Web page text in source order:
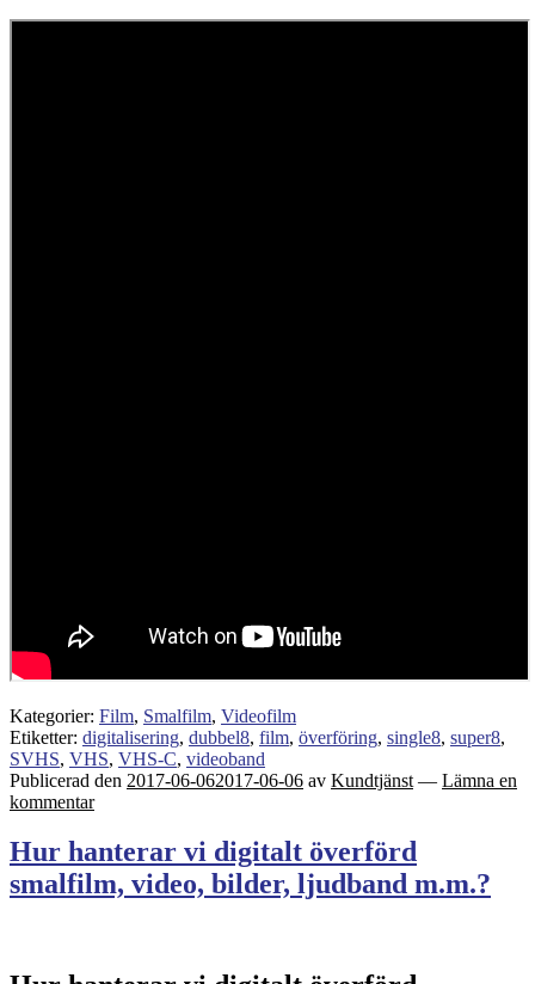
Kategorier: Film, Smalfilm, Videofilm
Etiketter: digitalisering, dubbel8, film, överföring, single8, super8,
SVHS, VHS, VHS-C, videoband
Publicerad den 2017-06-062017-06-06 av Kundtjänst — Lämna en
kommentar
Hur hanterar vi digitalt överförd
smalfilm, video, bilder, ljudband m.m.?